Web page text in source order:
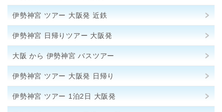
伊勢神宮 ツアー 大阪発 近鉄
伊勢神宮 日帰りツアー 大阪発
大阪 から 伊勢神宮 バスツアー
伊勢神宮 ツアー 大阪発 日帰り
伊勢神宮 ツアー 1泊2日 大阪発